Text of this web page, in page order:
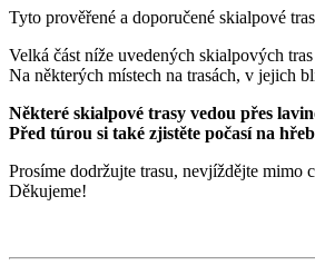
Tyto prověřené a doporučené skialpové
Velká část níže uvedených skialpových
Na některých místech na trasách, v jejich
Některé skialpové trasy vedou přes
Před túrou si také zjistěte počasí na
Prosíme dodržujte trasu, nevjíždějte mimo
Děkujeme!